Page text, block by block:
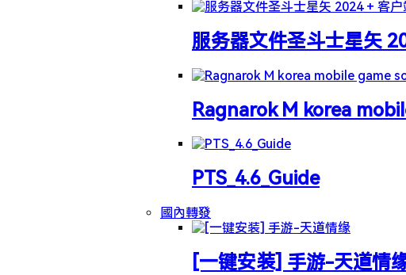
服务器文件圣斗士星矢
Ragnarok M korea
PTS_4.6_Guide
國內轉發
[一键安装] 手游-天道情